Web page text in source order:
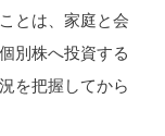
とは、家庭と会
別株へ投資する
を把握してから